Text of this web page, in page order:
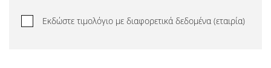
Εκδώστε τιμολόγιο με διαφορετικά δεδομένα (εταιρία)